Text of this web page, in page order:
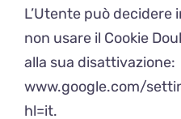
L’Utente può decidere
non usare il Cookie
alla sua disattivazione:
www.google.com/
hl=it.